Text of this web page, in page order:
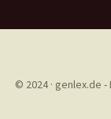
© 2024 · genlex.de